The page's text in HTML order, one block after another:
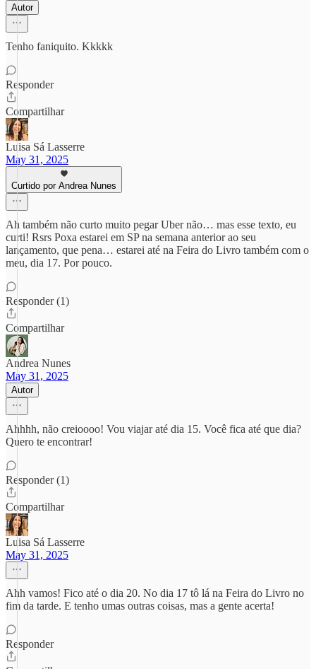
Autor
Tenho faniquito. Kkkkk
Responder
Compartilhar
Luisa Sá Lasserre
May 31, 2025
Curtido por Andrea Nunes
Ah também não curto muito pegar Uber não… mas esse texto, eu
curti! Rsrs Poxa estarei em SP na semana anterior ao seu
lançamento, que pena… estarei até na Feira do Livro também com o
meu, dia 17. Por pouco.
Responder (1)
Compartilhar
Andrea Nunes
May 31, 2025
Autor
Ahhhh, não creioooo! Vou viajar até dia 15. Você fica até que dia?
Quero te encontrar!
Responder (1)
Compartilhar
Luisa Sá Lasserre
May 31, 2025
Ahh vamos! Fico até o dia 20. No dia 17 tô lá na Feira do Livro no
fim da tarde. E tenho umas outras coisas, mas a gente acerta!
Responder